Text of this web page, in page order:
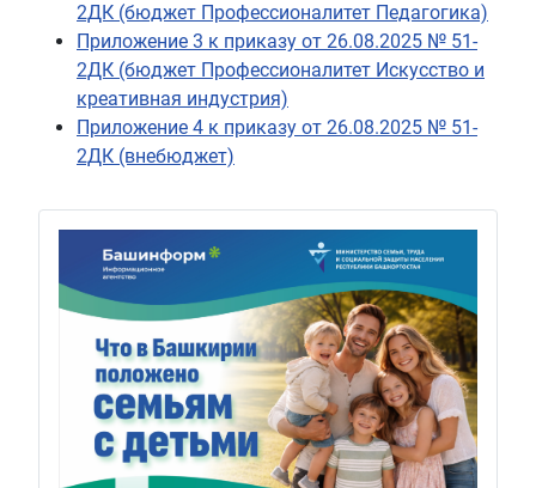
2ДК (бюджет Профессионалитет Педагогика)
Приложение 3 к приказу от 26.08.2025 № 51-
2ДК (бюджет Профессионалитет Искусство и
креативная индустрия)
Приложение 4 к приказу от 26.08.2025 № 51-
2ДК (внебюджет)